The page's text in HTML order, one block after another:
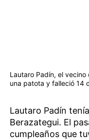
Lautaro Padín, el
una patota y falleció 14
Lautaro Padín
Berazategui. El
cumpleaños que